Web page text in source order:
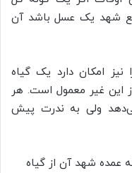
از منابع شهد یک عسل باشد آن
شهد را نیز امکان دارد یک گیاه
این غیر معمول است. هر
ولی به ندرت پیش
عمده شهد آن از گیاه